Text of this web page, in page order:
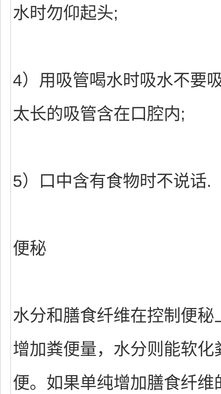
水时勿仰起头;
4）用吸管喝水时吸水不要
太长的吸管含在口腔内;
5）口中含有食物时不说话.
便秘
水分和膳食纤维在控制便
增加粪便量，水分则能软
便。如果单纯增加膳食纤